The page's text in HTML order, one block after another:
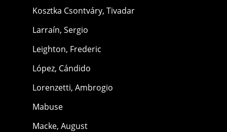
Kosztka Csontváry, Tivadar
Larraín, Sergio
Leighton, Frederic
López, Cándido
Lorenzetti, Ambrogio
Mabuse
Macke, August